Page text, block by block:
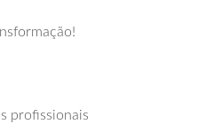
profissionais